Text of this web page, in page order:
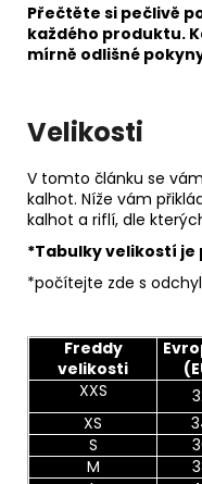
Přečtěte si pečlivě
každého produktu.
mírně odlišné
Velikosti
V tomto článku se
kalhot. Níže vám
kalhot a riflí, dle
*Tabulky velikostí
*počítejte zde s
Freddy
velikosti
XXS
XS
S
M